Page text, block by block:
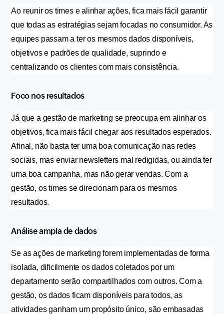
Ao reunir os times e alinhar ações, fica mais fácil garantir
que todas as estratégias sejam focadas no consumidor. As
equipes passam a ter os mesmos dados disponíveis,
objetivos e padrões de qualidade, suprindo e
centralizando os clientes com mais consistência.
Foco nos resultados
Já que a gestão de marketing se preocupa em alinhar os
objetivos, fica mais fácil chegar aos resultados esperados.
Afinal, não basta ter uma boa comunicação nas redes
sociais, mas enviar newsletters mal redigidas, ou ainda ter
uma boa campanha, mas não gerar vendas. Com a
gestão, os times se direcionam para os mesmos
resultados.
Análise ampla de dados
Se as ações de marketing forem implementadas de forma
isolada, dificilmente os dados coletados por um
departamento serão compartilhados com outros. Com a
gestão, os dados ficam disponíveis para todos, as
atividades ganham um propósito único, são embasadas